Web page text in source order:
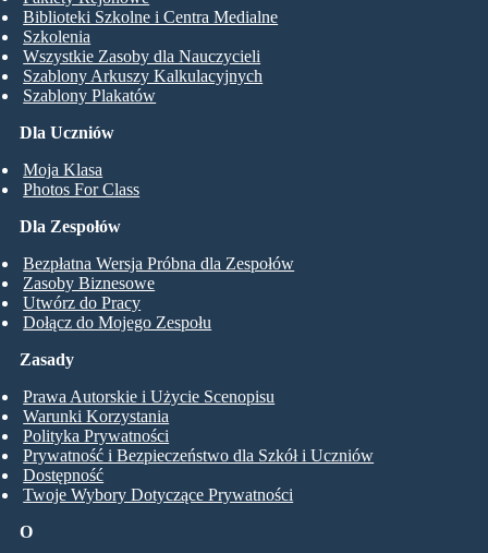
Dla Uczniów
Moja Klasa
Photos For Class
Biblioteki Szkolne i Centra Medialne
Szkolenia
Wszystkie Zasoby dla Nauczycieli
Szablony Arkuszy Kalkulacyjnych
Szablony Plakatów
Dla Zespołów
Bezpłatna Wersja Próbna dla Zespołów
Zasoby Biznesowe
Utwórz do Pracy
Dołącz do Mojego Zespołu
O
Zasady
Prawa Autorskie i Użycie Scenopisu
Warunki Korzystania
Polityka Prywatności
Prywatność i Bezpieczeństwo dla Szkół i Uczniów
Dostępność
Twoje Wybory Dotyczące Prywatności